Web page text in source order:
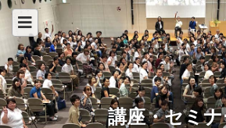
講座・セミ